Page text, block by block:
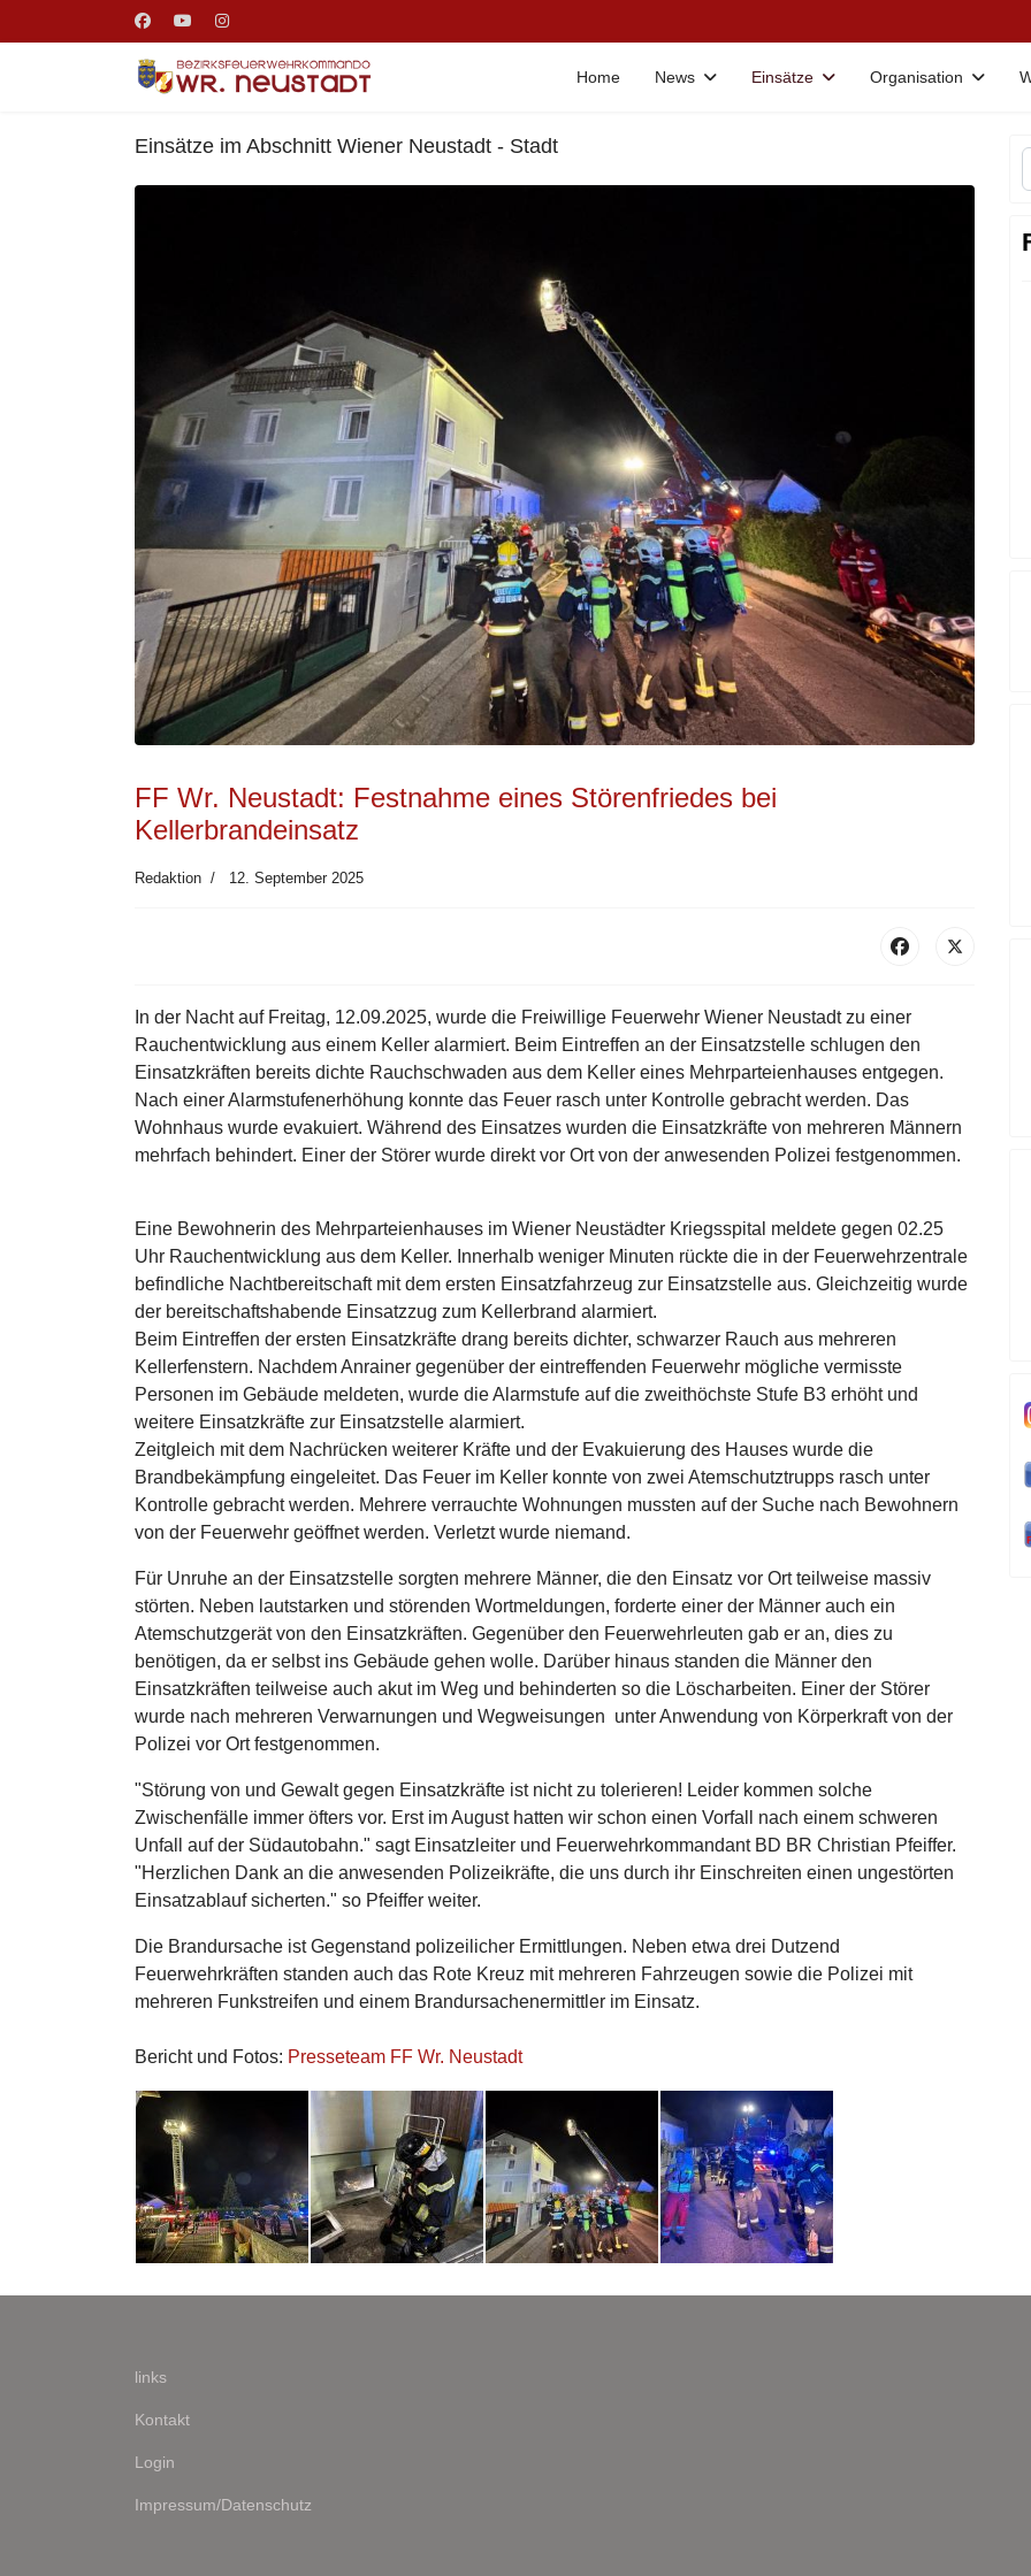
Home News Einsätze Organisation
Einsätze im Abschnitt Wiener Neustadt - Stadt
FF Wr. Neustadt: Festnahme eines Störenfriedes bei
Kellerbrandeinsatz
Redaktion 12. September 2025
In der Nacht auf Freitag, 12.09.2025, wurde die Freiwillige Feuerwehr Wiener Neustadt zu einer
Rauchentwicklung aus einem Keller alarmiert. Beim Eintreffen an der Einsatzstelle schlugen den
Einsatzkräften bereits dichte Rauchschwaden aus dem Keller eines Mehrparteienhauses entgegen.
Nach einer Alarmstufenerhöhung konnte das Feuer rasch unter Kontrolle gebracht werden. Das
Wohnhaus wurde evakuiert. Während des Einsatzes wurden die Einsatzkräfte von mehreren Männern
mehrfach behindert. Einer der Störer wurde direkt vor Ort von der anwesenden Polizei festgenommen.
Eine Bewohnerin des Mehrparteienhauses im Wiener Neustädter Kriegsspital meldete gegen 02.25
Uhr Rauchentwicklung aus dem Keller. Innerhalb weniger Minuten rückte die in der Feuerwehrzentrale
befindliche Nachtbereitschaft mit dem ersten Einsatzfahrzeug zur Einsatzstelle aus. Gleichzeitig wurde
der bereitschaftshabende Einsatzzug zum Kellerbrand alarmiert.
Beim Eintreffen der ersten Einsatzkräfte drang bereits dichter, schwarzer Rauch aus mehreren
Kellerfenstern. Nachdem Anrainer gegenüber der eintreffenden Feuerwehr mögliche vermisste
Personen im Gebäude meldeten, wurde die Alarmstufe auf die zweithöchste Stufe B3 erhöht und
weitere Einsatzkräfte zur Einsatzstelle alarmiert.
Zeitgleich mit dem Nachrücken weiterer Kräfte und der Evakuierung des Hauses wurde die
Brandbekämpfung eingeleitet. Das Feuer im Keller konnte von zwei Atemschutztrupps rasch unter
Kontrolle gebracht werden. Mehrere verrauchte Wohnungen mussten auf der Suche nach Bewohnern
von der Feuerwehr geöffnet werden. Verletzt wurde niemand.
Für Unruhe an der Einsatzstelle sorgten mehrere Männer, die den Einsatz vor Ort teilweise massiv
störten. Neben lautstarken und störenden Wortmeldungen, forderte einer der Männer auch ein
Atemschutzgerät von den Einsatzkräften. Gegenüber den Feuerwehrleuten gab er an, dies zu
benötigen, da er selbst ins Gebäude gehen wolle. Darüber hinaus standen die Männer den
Einsatzkräften teilweise auch akut im Weg und behinderten so die Löscharbeiten. Einer der Störer
wurde nach mehreren Verwarnungen und Wegweisungen unter Anwendung von Körperkraft von der
Polizei vor Ort festgenommen.
"Störung von und Gewalt gegen Einsatzkräfte ist nicht zu tolerieren! Leider kommen solche
Zwischenfälle immer öfters vor. Erst im August hatten wir schon einen Vorfall nach einem schweren
Unfall auf der Südautobahn." sagt Einsatzleiter und Feuerwehrkommandant BD BR Christian Pfeiffer.
"Herzlichen Dank an die anwesenden Polizeikräfte, die uns durch ihr Einschreiten einen ungestörten
Einsatzablauf sicherten." so Pfeiffer weiter.
Die Brandursache ist Gegenstand polizeilicher Ermittlungen. Neben etwa drei Dutzend
Feuerwehrkräften standen auch das Rote Kreuz mit mehreren Fahrzeugen sowie die Polizei mit
mehreren Funkstreifen und einem Brandursachenermittler im Einsatz.
Bericht und Fotos: Presseteam FF Wr. Neustadt
links
Kontakt
Login
Impressum/Datenschutz